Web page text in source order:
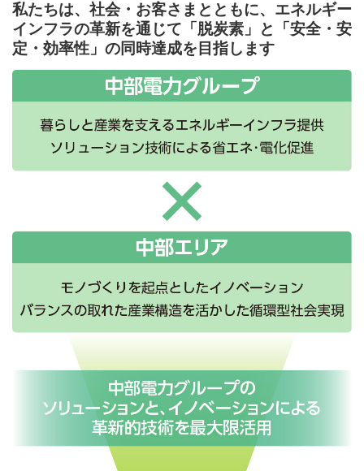
私たちは、社会・お客さまとともに、エネルギー
インフラの革新を通じて「脱炭素」と「安全・安
定・効率性」の同時達成を目指します